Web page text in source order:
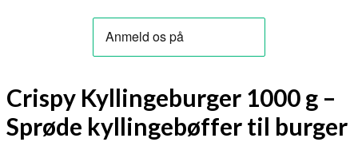
Crispy Kyllingeburger 1000 g –
Sprøde kyllingebøffer til burger